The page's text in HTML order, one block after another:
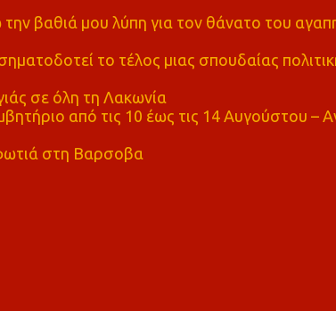
βαθιά μου λύπη για τον θάνατο του
το τέλος μιας σπουδαίας
σε όλη τη Λακωνία
από τις 10 έως τις 14 Αυγούστου –
στη Βαρσοβα